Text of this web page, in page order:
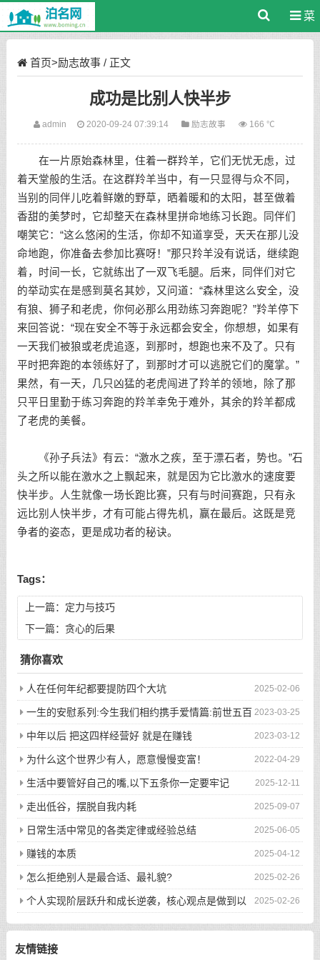
菜
首页>励志故事/ 正文
成功是比别人快半步
admin 2020-09-24 07:39:14 励志故事 166 ℃
在一片原始森林里，住着一群羚羊，它们无忧无虑，过
着天堂般的生活。在这群羚羊当中，有一只显得与众不同，
当别的同伴儿吃着鲜嫩的野草，晒着暖和的太阳，甚至做着
香甜的美梦时，它却整天在森林里拼命地练习长跑。同伴们
嘲笑它：“这么悠闲的生活，你却不知道享受，天天在那儿没
命地跑，你准备去参加比赛呀！”那只羚羊没有说话，继续跑
着，时间一长，它就练出了一双飞毛腿。后来，同伴们对它
的举动实在是感到莫名其妙，又问道：“森林里这么安全，没
有狼、狮子和老虎，你何必那么用劲练习奔跑呢？”羚羊停下
来回答说：“现在安全不等于永远都会安全，你想想，如果有
一天我们被狼或老虎追逐，到那时，想跑也来不及了。只有
平时把奔跑的本领练好了，到那时才可以逃脱它们的魔掌。”
果然，有一天，几只凶猛的老虎闯进了羚羊的领地，除了那
只平日里勤于练习奔跑的羚羊幸免于难外，其余的羚羊都成
了老虎的美餐。
《孙子兵法》有云：“激水之疾，至于漂石者，势也。”石
头之所以能在激水之上飘起来，就是因为它比激水的速度要
快半步。人生就像一场长跑比赛，只有与时间赛跑，只有永
远比别人快半步，才有可能占得先机，赢在最后。这既是竞
争者的姿态，更是成功者的秘诀。
Tags：
上一篇： 定力与技巧
下一篇： 贪心的后果
猜你喜欢
2025-02-06
人在任何年纪都要提防四个大坑
2023-03-25
一生的安慰系列:今生我们相约携手爱情篇:前世五百
次的回眸才换来今生的相遇
2023-03-12
中年以后 把这四样经营好 就是在赚钱
2022-04-29
为什么这个世界少有人，愿意慢慢变富！
2025-12-11
生活中要管好自己的嘴,以下五条你一定要牢记
2025-09-07
走出低谷，摆脱自我内耗
2025-06-05
日常生活中常见的各类定律或经验总结
2025-04-12
赚钱的本质
2025-02-26
怎么拒绝别人是最合适、最礼貌?
2025-02-26
个人实现阶层跃升和成长逆袭，核心观点是做到以
下八件事
友情链接